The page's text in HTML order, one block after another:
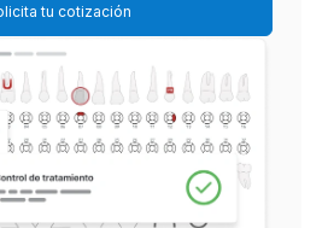
tu cotización